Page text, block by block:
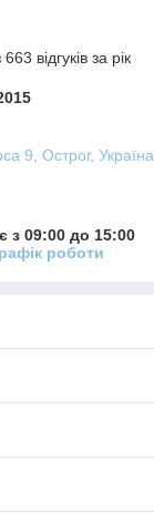
відгуків за рік
9, Острог, Україна
з 09:00 до 15:00
роботи